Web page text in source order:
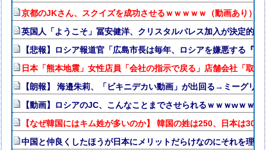
京都のJKさん、スクイズを成功させるｗｗｗｗｗ（動画あり）
英国人「ようこそ」冨安健洋、クリスタルパレス加入が決定的
【悲報】ロシア報道官「広島市長は毎年、ロシアを嫌悪する『
日本「熊本地震」女性店員「会社の指示で戻る」店舗会社「取
【朗報】 海邉朱莉、「ビキニデカい動画」が出回る→ミーグリ
【動画】ロシアのJC、こんなことまでさせられるｗｗｗwｗｗ
【なぜ韓国にはキム姓が多いのか】 韓国の姓は250、日本は
中国と仲良くしたほうが日本にメリットだらけなのにそれを理解